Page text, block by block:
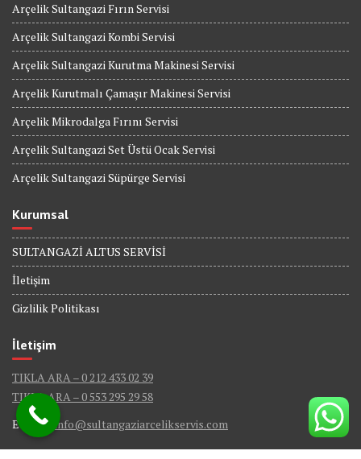
Arçelik Sultangazi Fırın Servisi
Arçelik Sultangazi Kombi Servisi
Arçelik Sultangazi Kurutma Makinesi Servisi
Arçelik Kurutmalı Çamaşır Makinesi Servisi
Arçelik Mikrodalga Fırını Servisi
Arçelik Sultangazi Set Üstü Ocak Servisi
Arçelik Sultangazi Süpürge Servisi
Kurumsal
SULTANGAZİ ALTUS SERVİSİ
İletişim
Gizlilik Politikası
İletişim
TIKLA ARA – 0 212 433 02 39
TIKLA ARA – 0 553 295 29 58
E-Mail : info@sultangaziarcelikservis.com